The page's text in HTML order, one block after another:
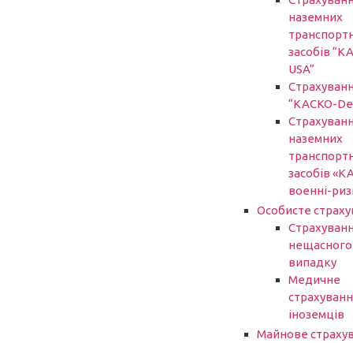
наземних
засобів
USA”
“КАСКО-
наземних
засобів
военні-
Особисте
нещасного
випадку
Медичне
іноземців
Майнове